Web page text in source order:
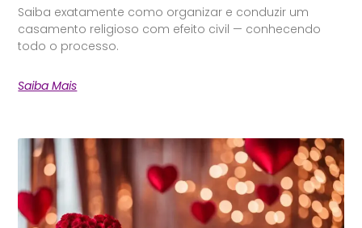
Saiba exatamente como organizar e conduzir um
casamento religioso com efeito civil — conhecendo
todo o processo.
Saiba Mais